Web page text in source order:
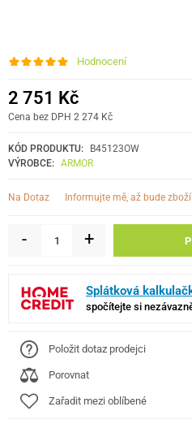
Hodnocení
2 751 Kč
Cena bez DPH 2 274 Kč
KÓD PRODUKTU:
B45123OW
VÝROBCE: ARMOR
Na Dotaz informujte mě, až bude
- +
Splátková
spočítejte si
Položit dotaz prodejci
Porovnat
Zařadit mezi oblíbené